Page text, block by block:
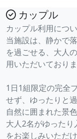
カップル
カップル利用につ
当施設は、静かで
を過ごせる、大人
用いただいておりま
1日1組限定の完全
せず、ゆったりと
自然に囲まれた景
大人2名がゆった
をお楽しみいただけ